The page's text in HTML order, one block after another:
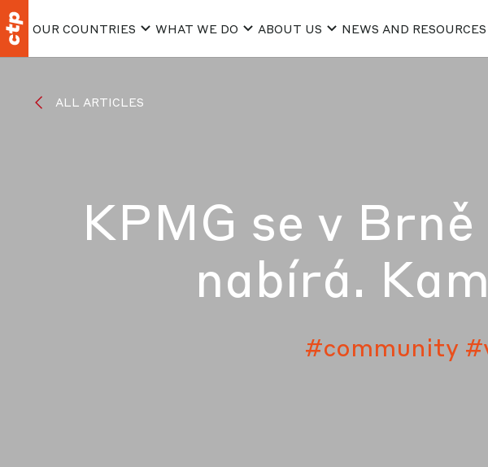
OUR COUNTRIES WHAT WE DO ABOUT US NEWS AND RESOURCES
ALL ARTICLES
KPMG se v
nabírá.
#community